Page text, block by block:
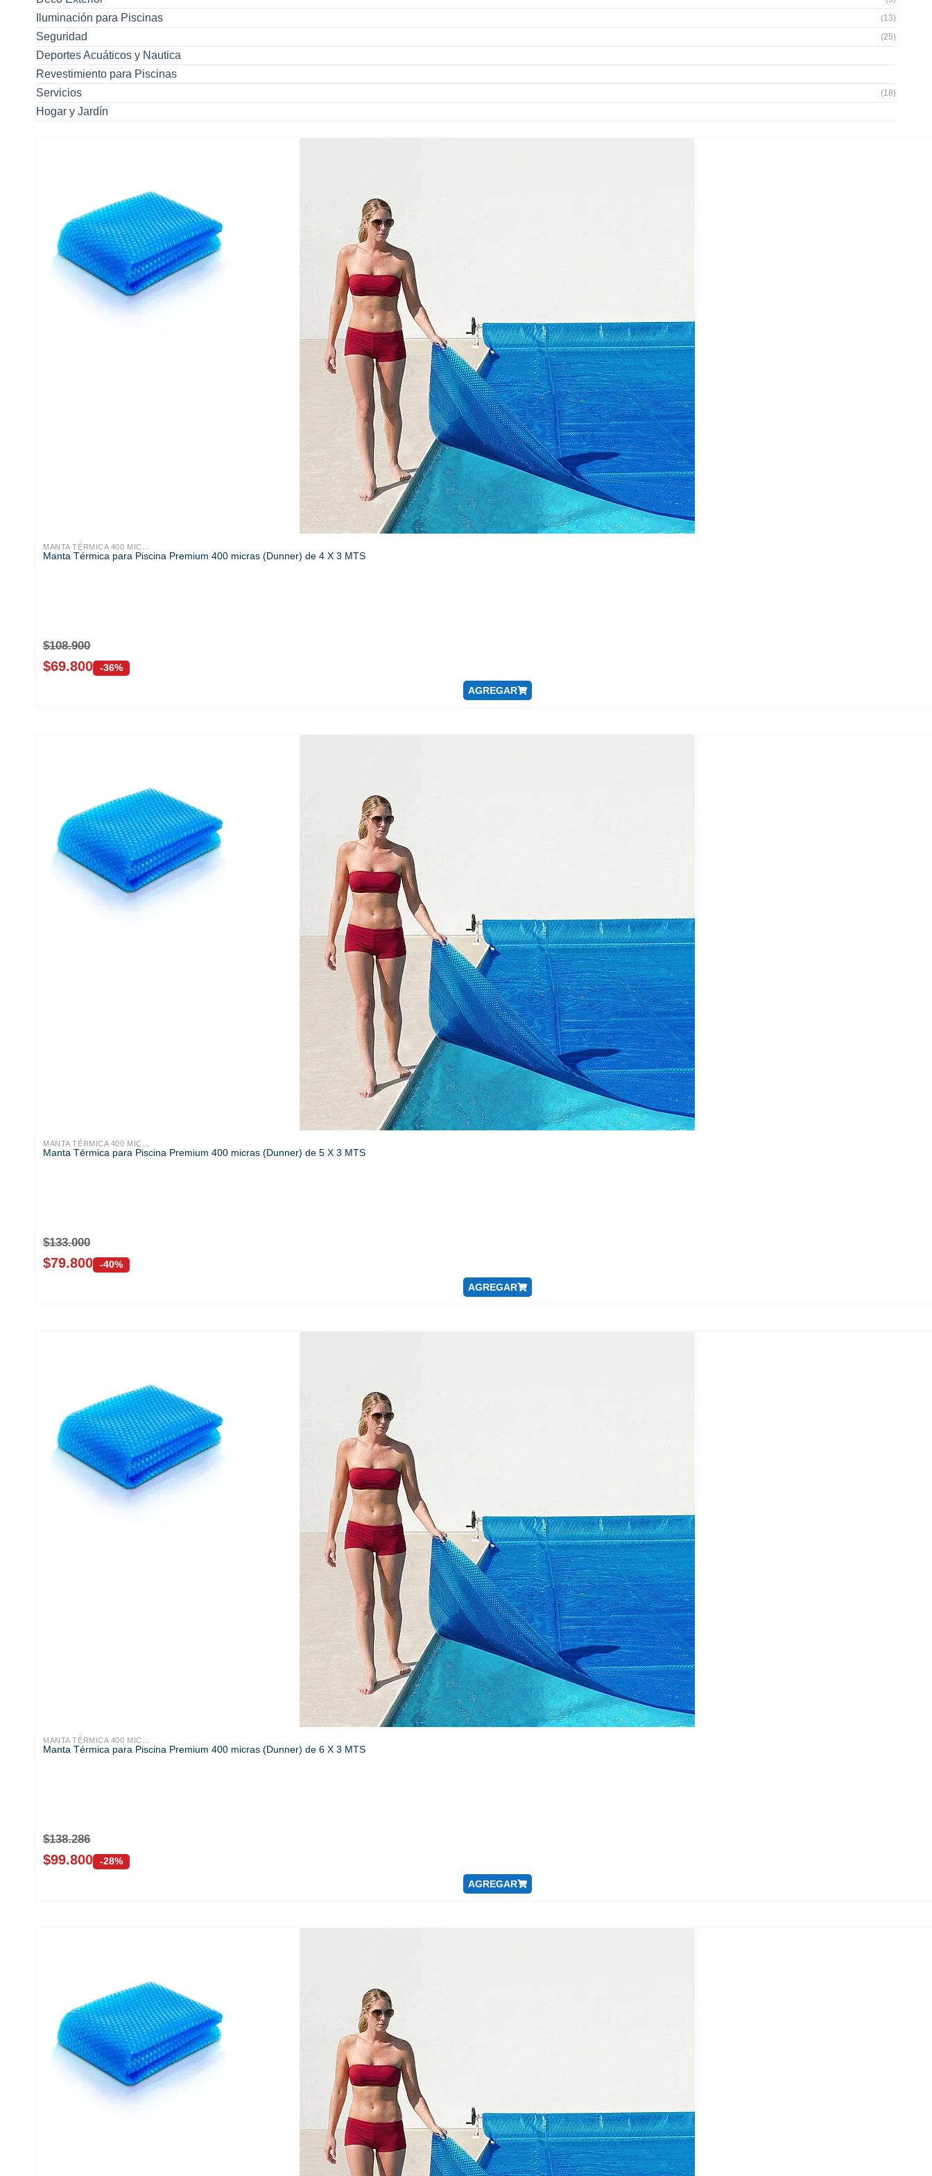
Iluminación para Piscinas (13)
Seguridad (25)
Deportes Acuáticos y Nautica
Revestimiento para Piscinas
Servicios
(18)
Hogar y Jardín
MANTA TÉRMICA 400 MIC...
Manta Térmica para Piscina Premium 400 micras (Dunner) de 4 X 3 MTS
$108.900
$69.800 -36%
AGREGAR
MANTA TÉRMICA 400 MIC...
Manta Térmica para Piscina Premium 400 micras (Dunner) de 5 X 3 MTS
$133.000
$79.800 -40%
AGREGAR
MANTA TÉRMICA 400 MIC...
Manta Térmica para Piscina Premium 400 micras (Dunner) de 6 X 3 MTS
$138.286
$99.800 -28%
AGREGAR